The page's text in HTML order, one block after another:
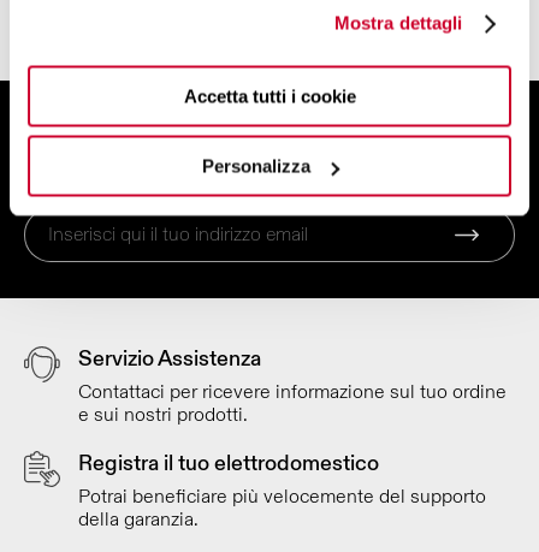
Mostra dettagli
Accetta tutti i cookie
Personalizza
ISCRIVITI ALLA NEWSLETTER
E ottieni uno sconto del 10% sul tuo ordine!
Servizio Assistenza
Contattaci per ricevere informazione sul tuo ordine
e sui nostri prodotti.
Registra il tuo elettrodomestico
Potrai beneficiare più velocemente del supporto
della garanzia.